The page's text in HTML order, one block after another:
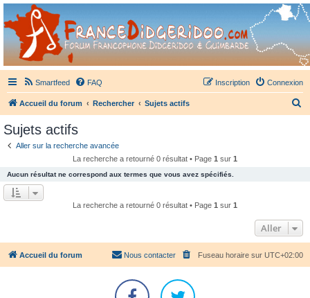
France Didgeridoo
Didgeridoo et Guimbarde sur France Didgeridoo - retrouvez la communauté.
Smartfeed FAQ Connexion
Inscription
Accueil du forum Rechercher Sujets actifs
h
e
r
Sujets actifs
Aller sur la recherche avancée
La recherche a retourné 0 résultat • Page 1 sur 1
Aucun résultat ne correspond aux termes que vous avez spécifiés.
La recherche a retourné 0 résultat • Page 1 sur 1
Aller
Accueil du forum Fuseau horaire sur UTC+02:00
Nous contacter